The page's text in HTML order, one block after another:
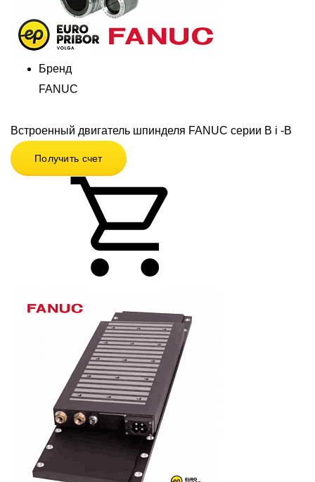
Бренд
FANUC
Встроенный двигатель шпинделя FANUC серии B i -B
Получить счет